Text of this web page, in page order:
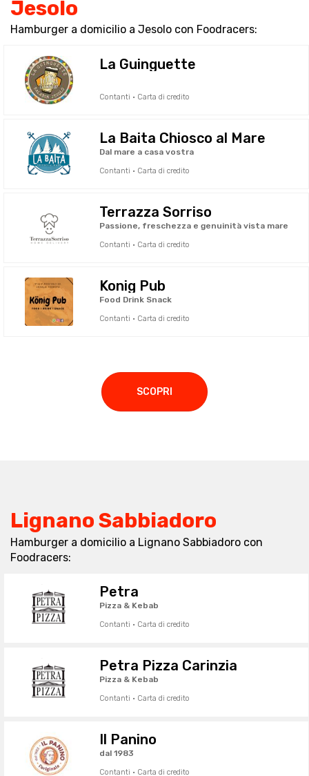
Jesolo
Hamburger a domicilio a Jesolo con Foodracers:
La Guinguette
Contanti · Carta di credito
La Baita Chiosco al Mare
Dal mare a casa vostra
Contanti · Carta di credito
Terrazza Sorriso
Passione, freschezza e genuinità vista mare
Contanti · Carta di credito
Konig Pub
Food Drink Snack
Contanti · Carta di credito
SCOPRI
Lignano Sabbiadoro
Hamburger a domicilio a Lignano Sabbiadoro con
Foodracers:
Petra
Pizza & Kebab
Contanti · Carta di credito
Petra Pizza Carinzia
Pizza & Kebab
Contanti · Carta di credito
Il Panino
dal 1983
Contanti · Carta di credito